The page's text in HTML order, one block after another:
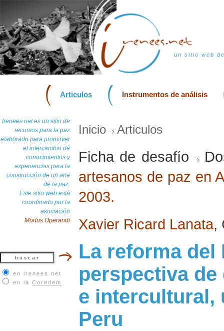
un sitio web
Articulos Instrumentos de análisis
Irenees.net es un sitio de
recursos para la paz
elaborado para promover
el intercambio de
conocimientos y
experiencias para la
construcción de un arte
de la paz.
Este sitio web está
coordinado por la
asociación
Modus Operandi
en irenees.net
en la Coredem
Inicio Articulos
Ficha de desafío
artesanos de paz en
2003.
Xavier Ricard Lanata,
La reforma del
perspectiva
e intercultural,
Peru